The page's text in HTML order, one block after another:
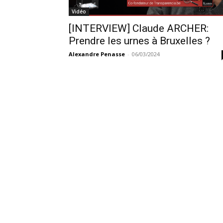
Vidéo
[INTERVIEW] Claude ARCHER:
Prendre les urnes à Bruxelles ?
Alexandre Penasse - 06/03/2024